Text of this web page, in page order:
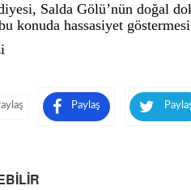
Salda Gölü’nün doğal
konuda hassasiyet
Paylaş